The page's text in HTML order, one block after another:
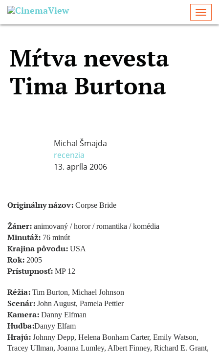
Mŕtva nevesta
Tima Burtona
Michal Šmajda
recenzia
13. apríla 2006
Originálny názov: Corpse Bride
Žáner: animovaný / horor / romantika / komédia
Minutáž: 76 minút
Krajina pôvodu: USA
Rok: 2005
Prístupnosť: MP 12
Réžia: Tim Burton, Michael Johnson
Scenár: John August, Pamela Pettler
Kamera: Danny Elfman
Hudba:Danyy Elfam
Hrajú: Johnny Depp, Helena Bonham Carter, Emily Watson,
Tracey Ullman, Joanna Lumley, Albert Finney, Richard E. Grant,